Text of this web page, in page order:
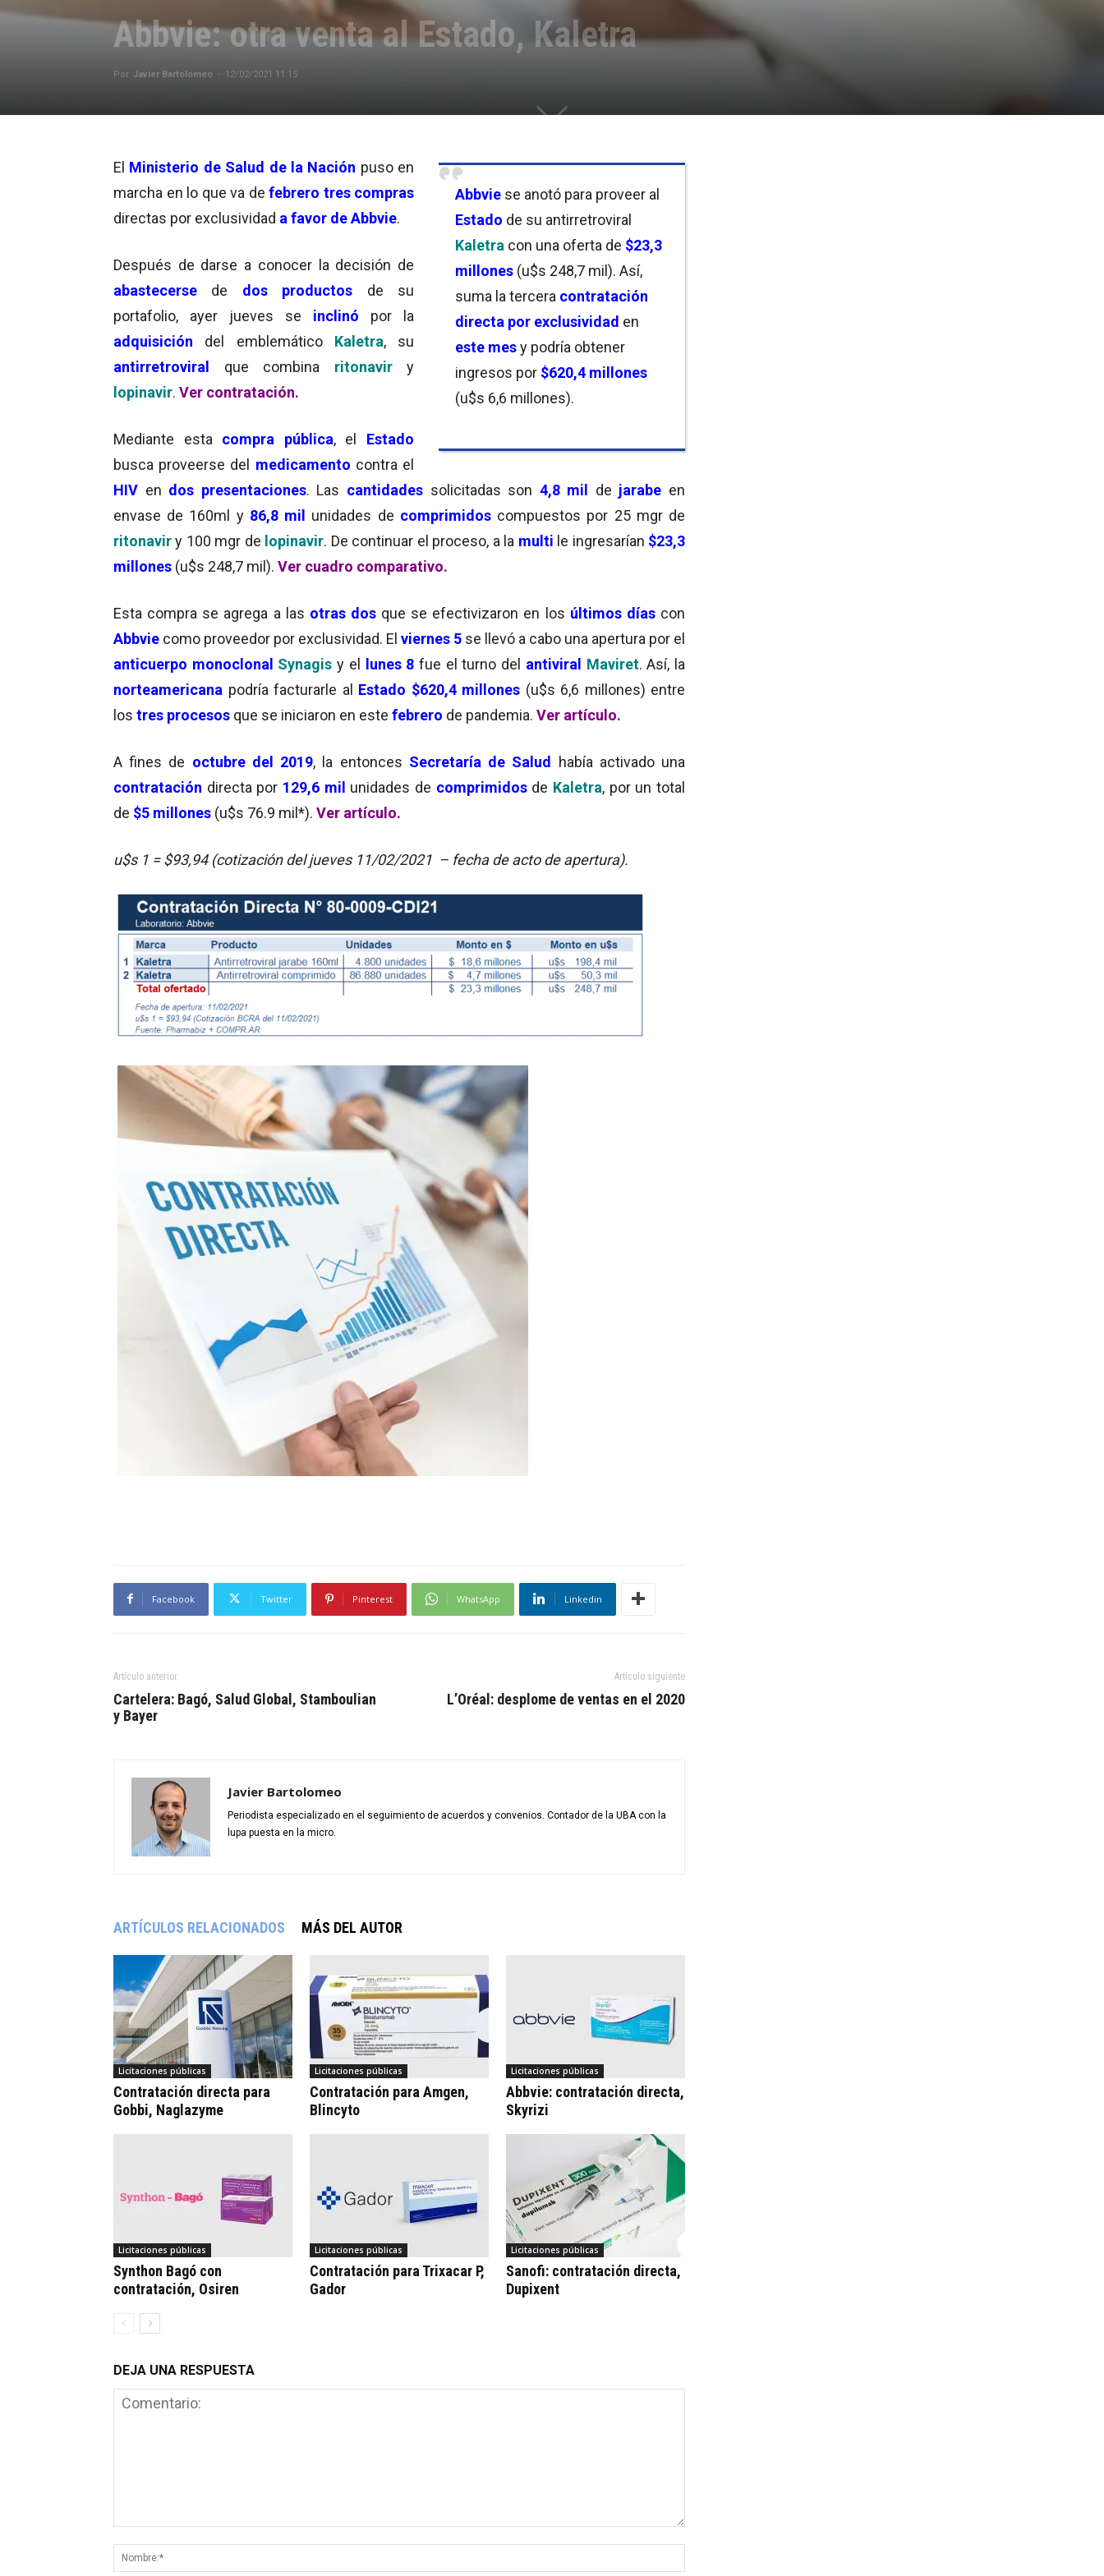
Abbvie: otra venta al Estado, Kaletra
Por Javier Bartolomeo - 12/02/2021 11:15
Abbvie se anotó para proveer al
Estado de su antirretroviral
Kaletra con una oferta de $23,3
millones (u$s 248,7 mil). Así,
suma la tercera contratación
directa por exclusividad en
este mesy podría obtener
ingresos por $620,4 millones
(u$s 6,6 millones).
El Ministerio de Salud de la Nación puso en
marcha en lo que va de febrero tres compras
directas por exclusividad a favor de Abbvie.
Después de darse a conocer la decisión de
abastecerse de dos productos de su
portafolio, ayer jueves se inclinó por la
adquisición
del emblemático Kaletra, su
antirretroviral
que combina ritonavir y
lopinavir. Ver contratación.
Mediante esta compra pública, el Estado
busca proveerse del medicamento contra el
HIV en dos presentaciones. Las cantidadessolicitadas son 4,8 mil de jarabe en
envase de 160ml y 86,8 mil unidades de comprimidos compuestos por 25 mgr de
ritonavir y 100 mgr de lopinavir. De continuar el proceso, a la multi le ingresarían $23,3
millones (u$s 248,7 mil). Ver cuadro comparativo.
Esta compra se agrega a las otras dosque se efectivizaron en los últimos díascon
Abbvie como proveedor por exclusividad. El viernes 5 se llevó a cabo una apertura por el
anticuerpo monoclonal Synagis y el lunes 8 fue el turno del antiviral Maviret. Así, la
norteamericana podría facturarle al Estado $620,4 millones (u$s 6,6 millones) entre
los tres procesos que se iniciaron en este febrero de pandemia. Ver artículo.
A fines de octubre del 2019, la entonces Secretaría de Salud había activado una
contratación directa por 129,6 mil unidades de comprimidos de Kaletra, por un total
de $5 millones (u$s 76.9 mil*). Ver artículo.
u$s 1 = $93,94 (cotización del jueves 11/02/2021 – fecha de acto de apertura).
Facebook Twitter Pinterest WhatsApp Linkedin
Artículo anterior
Cartelera: Bagó, Salud Global, Stamboulian
y Bayer
Artículo siguiente
L’Oréal: desplome de ventas en el 2020
Javier Bartolomeo
Periodista especializado en el seguimiento de acuerdos y convenios. Contador de la UBA con la
lupa puesta en la micro.
ARTÍCULOS RELACIONADOS MÁS DEL AUTOR
Licitaciones públicas
Contratación directa para
Gobbi, Naglazyme
Licitaciones públicas
Contratación para Amgen,
Blincyto
Licitaciones públicas
Abbvie: contratación directa,
Skyrizi
Licitaciones públicas
Synthon Bagó con
contratación, Osiren
Licitaciones públicas
Contratación para Trixacar P,
Gador
Licitaciones públicas
Sanofi: contratación directa,
Dupixent
DEJA UNA RESPUESTA